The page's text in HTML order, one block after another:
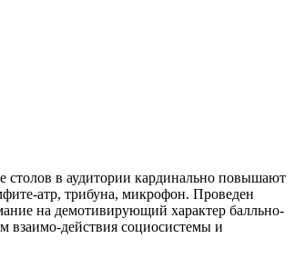
столов в аудитории кардинально повышают
атр, трибуна, микрофон. Проведен
на демотивирующий характер балльно-
взаимо-действия социосистемы и